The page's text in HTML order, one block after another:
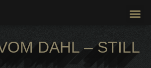
DAHL – STILL
DAHL – STILL